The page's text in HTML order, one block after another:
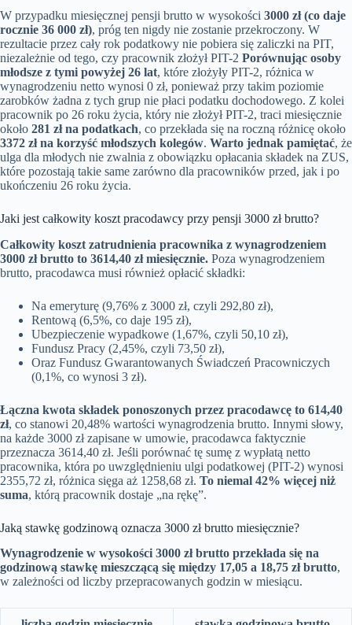
W przypadku miesięcznej pensji brutto w wysokości 3000 zł (co daje
rocznie 36 000 zł), próg ten nigdy nie zostanie przekroczony. W
rezultacie przez cały rok podatkowy nie pobiera się zaliczki na PIT,
niezależnie od tego, czy pracownik złożył PIT-2 Porównując osoby
młodsze z tymi powyżej 26 lat, które złożyły PIT-2, różnica w
wynagrodzeniu netto wynosi 0 zł, ponieważ przy takim poziomie
zarobków żadna z tych grup nie płaci podatku dochodowego. Z kolei
pracownik po 26 roku życia, który nie złożył PIT-2, traci miesięcznie
około 281 zł na podatkach, co przekłada się na roczną różnicę około
3372 zł na korzyść młodszych kolegów. Warto jednak pamiętać, że
ulga dla młodych nie zwalnia z obowiązku opłacania składek na ZUS,
które pozostają takie same zarówno dla pracowników przed, jak i po
ukończeniu 26 roku życia.
Jaki jest całkowity koszt pracodawcy przy pensji 3000 zł brutto?
Całkowity koszt zatrudnienia pracownika z wynagrodzeniem
3000 zł brutto to 3614,40 zł miesięcznie. Poza wynagrodzeniem
brutto, pracodawca musi również opłacić składki:
Na emeryturę (9,76% z 3000 zł, czyli 292,80 zł),
Rentową (6,5%, co daje 195 zł),
Ubezpieczenie wypadkowe (1,67%, czyli 50,10 zł),
Fundusz Pracy (2,45%, czyli 73,50 zł),
Oraz Fundusz Gwarantowanych Świadczeń Pracowniczych
(0,1%, co wynosi 3 zł).
Łączna kwota składek ponoszonych przez pracodawcę to 614,40
zł, co stanowi 20,48% wartości wynagrodzenia brutto. Innymi słowy,
na każde 3000 zł zapisane w umowie, pracodawca faktycznie
przeznacza 3614,40 zł. Jeśli porównać tę sumę z wypłatą netto
pracownika, która po uwzględnieniu ulgi podatkowej (PIT-2) wynosi
2355,72 zł, różnica sięga aż 1258,68 zł. To niemal 42% więcej niż
suma, którą pracownik dostaje „na rękę”.
Jaką stawkę godzinową oznacza 3000 zł brutto miesięcznie?
Wynagrodzenie w wysokości 3000 zł brutto przekłada się na
godzinową stawkę mieszczącą się między 17,05 a 18,75 zł brutto,
w zależności od liczby przepracowanych godzin w miesiącu.